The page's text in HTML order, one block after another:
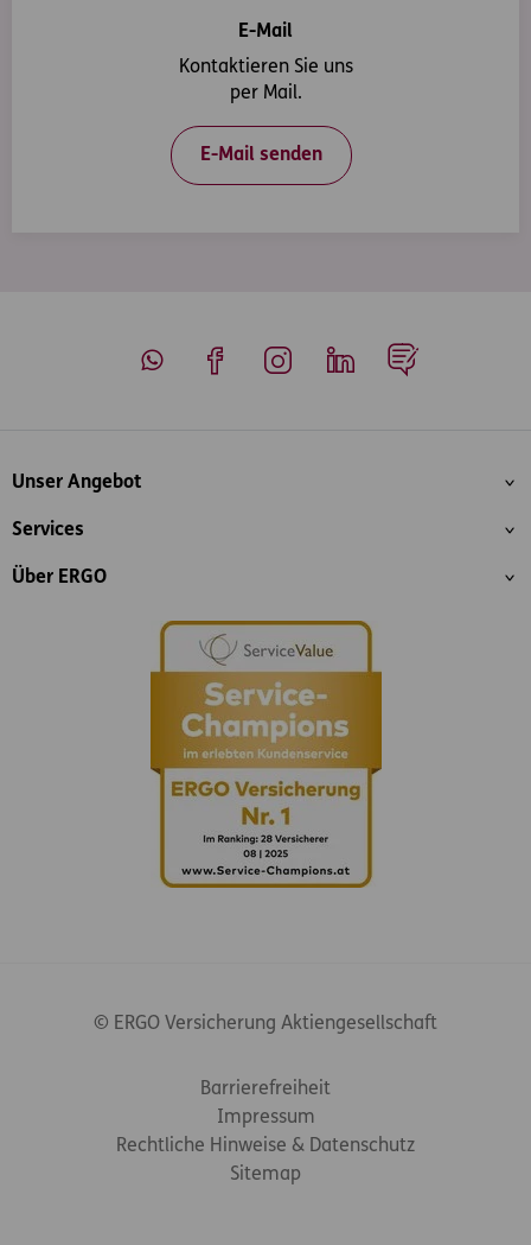
E-Mail
Kontaktieren Sie uns
per Mail.
E-Mail senden
Inhaltsübersicht
Unser Angebot
Services
Über ERGO
© ERGO Versicherung Aktiengesellschaft
Barrierefreiheit
Impressum
Rechtliche Hinweise & Datenschutz
Sitemap